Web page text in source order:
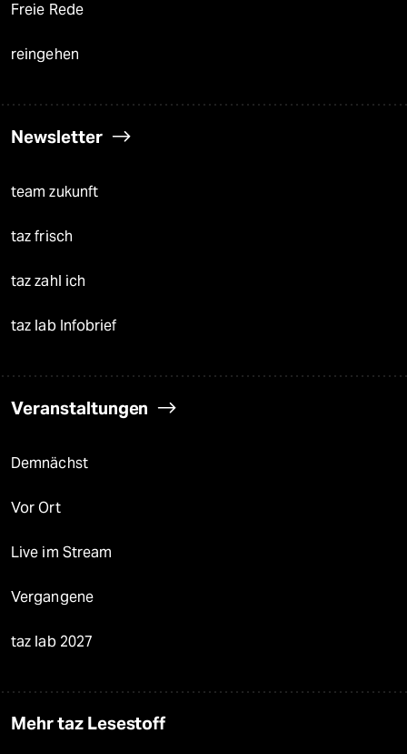
Freie Rede
reingehen
Newsletter
team zukunft
taz frisch
taz zahl ich
taz lab Infobrief
Veranstaltungen
Demnächst
Vor Ort
Live im Stream
Vergangene
taz lab 2027
Mehr taz Lesestoff